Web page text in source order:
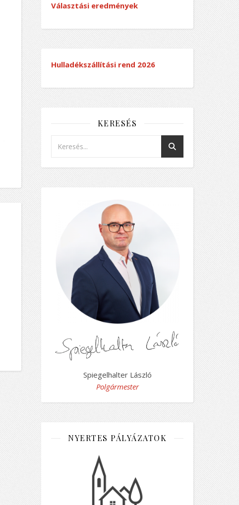
Választási eredmények
Hulladékszállítási rend 2026
KERESÉS
Spiegelhalter László
Polgármester
NYERTES PÁLYÁZATOK